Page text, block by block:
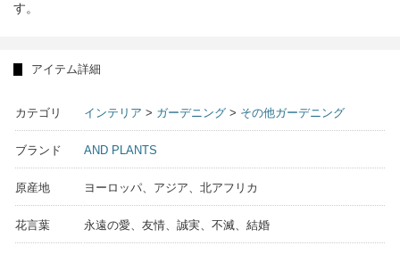
す。
アイテム詳細
カテゴリ インテリア > ガーデニング > その他ガーデニング
ブランド AND PLANTS
原産地 ヨーロッパ、アジア、北アフリカ
花言葉 永遠の愛、友情、誠実、不滅、結婚